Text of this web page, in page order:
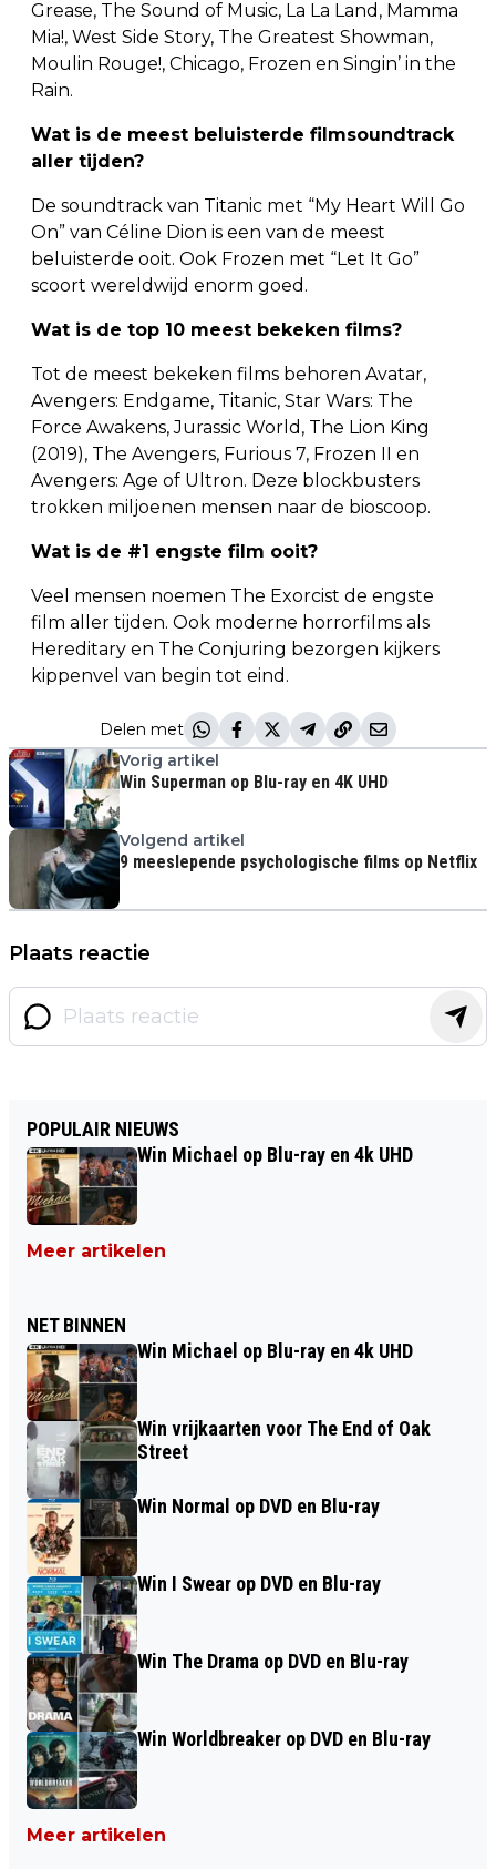
Grease, The Sound of Music, La La Land, Mamma
Mia!, West Side Story, The Greatest Showman,
Moulin Rouge!, Chicago, Frozen en Singin’ in the
Rain.
Wat is de meest beluisterde filmsoundtrack
aller tijden?
De soundtrack van Titanic met “My Heart Will Go
On” van Céline Dion is een van de meest
beluisterde ooit. Ook Frozen met “Let It Go”
scoort wereldwijd enorm goed.
Wat is de top 10 meest bekeken films?
Tot de meest bekeken films behoren Avatar,
Avengers: Endgame, Titanic, Star Wars: The
Force Awakens, Jurassic World, The Lion King
(2019), The Avengers, Furious 7, Frozen II en
Avengers: Age of Ultron. Deze blockbusters
trokken miljoenen mensen naar de bioscoop.
Wat is de #1 engste film ooit?
Veel mensen noemen The Exorcist de engste
film aller tijden. Ook moderne horrorfilms als
Hereditary en The Conjuring bezorgen kijkers
kippenvel van begin tot eind.
Delen met
Vorig artikel
Win Superman op Blu-ray en 4K UHD
Volgend artikel
9 meeslepende psychologische films op Netflix
Plaats reactie
POPULAIR NIEUWS
Win Michael op Blu-ray en 4k UHD
Meer artikelen
NET BINNEN
Win Michael op Blu-ray en 4k UHD
Win vrijkaarten voor The End of Oak
Street
Win Normal op DVD en Blu-ray
Win I Swear op DVD en Blu-ray
Win The Drama op DVD en Blu-ray
Win Worldbreaker op DVD en Blu-ray
Meer artikelen